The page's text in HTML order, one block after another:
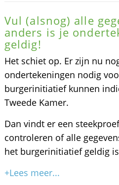
Vul (alsnog) alle
anders is je
geldig!
Het schiet op. Er zijn nu
ondertekeningen nodig
burgerinitiatief kunnen
Tweede Kamer.
Dan vindt er een
controleren of alle
het burgerinitiatief geldig
+Lees meer...